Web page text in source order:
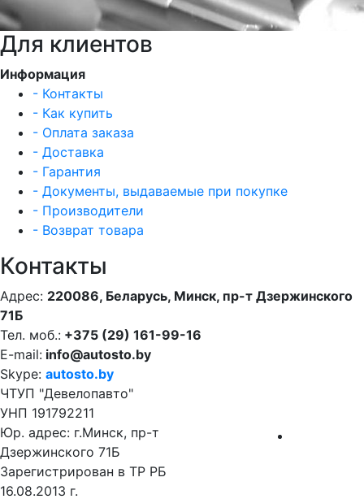
Для клиентов
Информация
- Контакты
- Как купить
- Оплата заказа
- Доставка
- Гарантия
- Документы, выдаваемые при покупке
- Производители
- Возврат товара
Контакты
Адрес: 220086, Беларусь, Минск, пр-т Дзержинского
71Б
Тел. моб.: +375 (29) 161-99-16
E-mail: info@autosto.by
Skype: autosto.by
ЧТУП "Девелопавто"
УНП 191792211
Юр. адрес: г.Минск, пр-т
Дзержинского 71Б
Зарегистрирован в ТР РБ
16.08.2013 г.